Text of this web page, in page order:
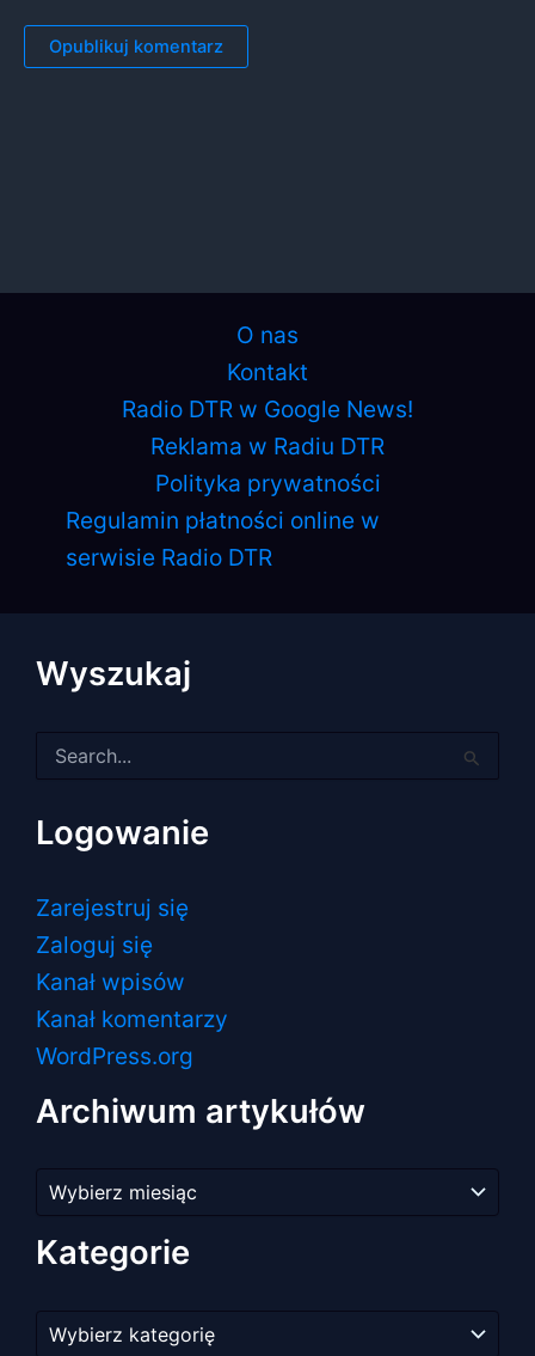
O nas
Kontakt
Radio DTR w Google News!
Reklama w Radiu DTR
Polityka prywatności
Regulamin płatności online w
serwisie Radio DTR
Wyszukaj
dla:
Logowanie
Zarejestruj się
Zaloguj się
Kanał wpisów
Kanał komentarzy
WordPress.org
Archiwum artykułów
artykułów
Kategorie